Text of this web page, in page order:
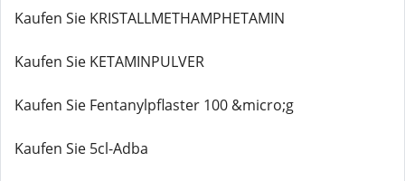
Kaufen Sie KRISTALLMETHAMPHETAMIN
Kaufen Sie KETAMINPULVER
Kaufen Sie Fentanylpflaster 100 &micro;g
Kaufen Sie 5cl-Adba